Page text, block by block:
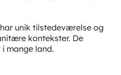
unik tilstedeværelse og
kontekster. De
mange land.